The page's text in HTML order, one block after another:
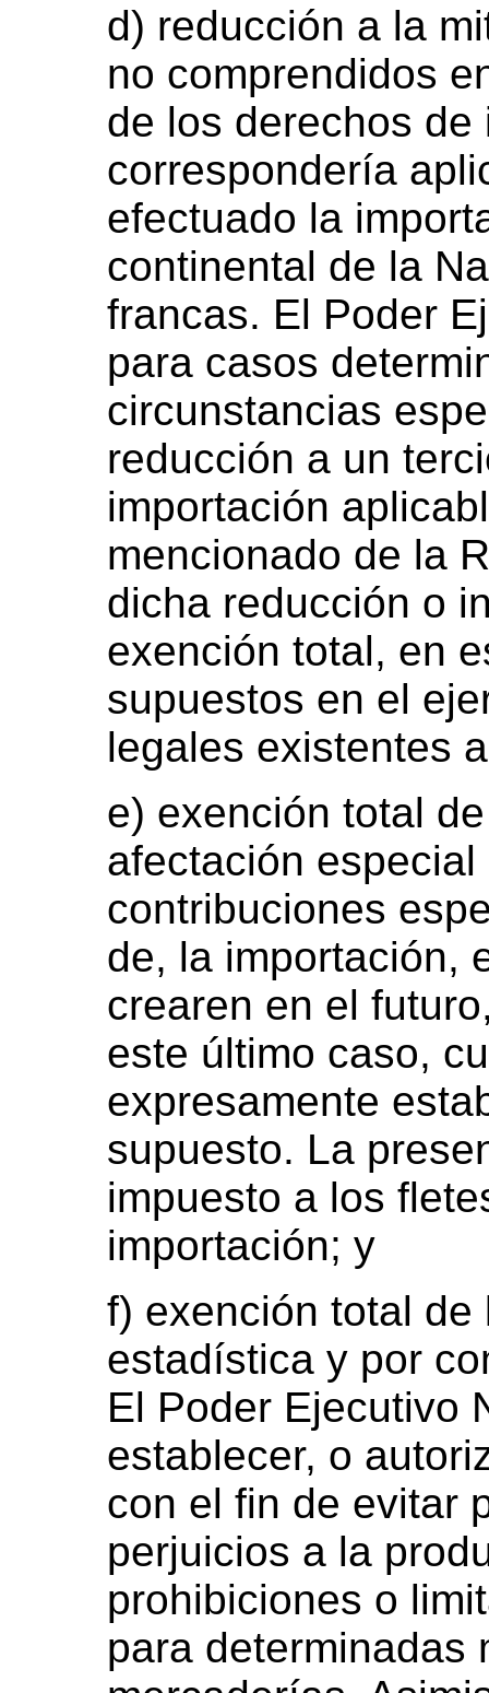
d) reducción a la
no comprendidos
de los derechos de
correspondería
efectuado la
continental de la
francas. El Poder
para casos
circunstancias
reducción a un
importación
mencionado de la
dicha reducción o
exención total, en
supuestos en el
legales existentes
e) exención total
afectación
contribuciones
de, la importación,
crearen en el
este último caso,
expresamente
supuesto. La
impuesto a los
importación; y
f) exención total
estadística y por
El Poder Ejecutivo
establecer, o
con el fin de evitar
perjuicios a la
prohibiciones o
para determinadas